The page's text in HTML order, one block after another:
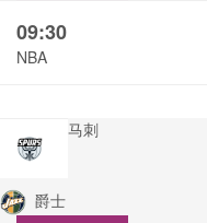
09:30
NBA
马刺
爵士